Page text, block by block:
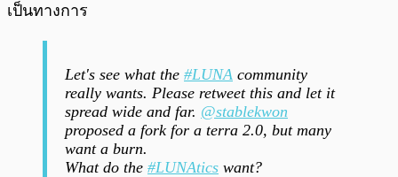
เป็นทางการ
Let's see what the #LUNA community
really wants. Please retweet this and let it
spread wide and far. @stablekwon
proposed a fork for a terra 2.0, but many
want a burn.
What do the #LUNAtics want?